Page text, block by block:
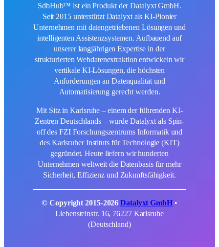
SdbHub™ ist ein Produkt der Datalyxt GmbH.
Seit 2015 unterstützt Datalyxt als KI-Pionier
Unternehmen mit datengetriebenen Lösungen und
intelligenten Assistenzsystemen. Aufbauend auf
unserer langjährigen Expertise in der
strukturierten Webdatenextraktion entwickeln wir
vertikale KI-Lösungen, die höchsten
Anforderungen an Datenqualität und
Automatisierung gerecht werden.
Mit Sitz in Karlsruhe – einem der führenden KI-
Zentren Deutschlands – wurde Datalyxt als Spin-
off des FZI Forschungszentrums Informatik und
des Karlsruher Instituts für Technologie (KIT)
gegründet. Heute liefern wir hunderten
Unternehmen weltweit die Datenbasis für mehr
Sicherheit, Effizienz und Zukunftsfähigkeit.
© Copyright 2015-2026Datalyxt GmbH•
Liebensteinstr. 16, 76227 Karlsruhe
(Deutschland)